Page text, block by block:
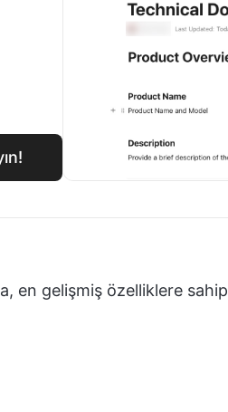
en gelişmiş özelliklere sahip